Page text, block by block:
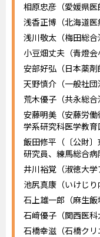
相原忠彦（愛媛県医
浅香正博（北海道医
浅川敬太（梅田総合
小豆畑丈夫（青燈会
安部好弘（日本薬剤
天野慎介（一般社団
荒木優子（共永総合
安藤明美（安藤労
学系研究科医学教育
飯田修平（〔公財
研究員、練馬総合病
井川裕覚（淑徳大学
池尻真康（いけじり
石上雄一郎（麻生飯
石﨑優子（関西医科
石橋幸滋（石橋クリ